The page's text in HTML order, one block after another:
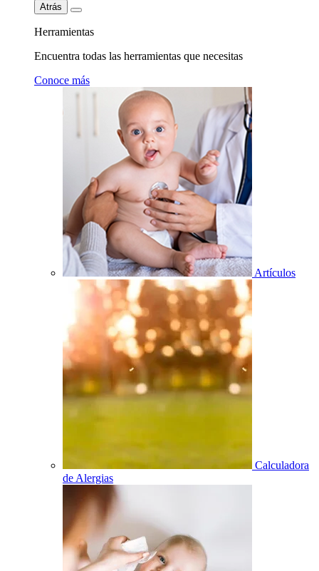
Atrás
Herramientas
Encuentra todas las herramientas que necesitas
Conoce más
Artículos
Calculadora
de Alergias